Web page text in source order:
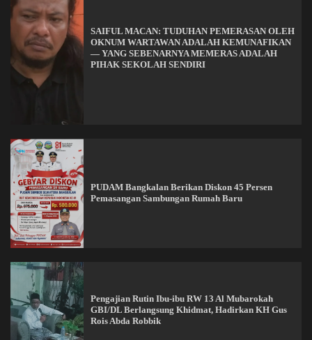
SAIFUL MACAN: TUDUHAN PEMERASAN OLEH
OKNUM WARTAWAN ADALAH KEMUNAFIKAN
— YANG SEBENARNYA MEMERAS ADALAH
PIHAK SEKOLAH SENDIRI
PUDAM Bangkalan Berikan Diskon 45 Persen
Pemasangan Sambungan Rumah Baru
Pengajian Rutin Ibu-ibu RW 13 Al Mubarokah
GBI/DL Berlangsung Khidmat, Hadirkan KH Gus
Rois Abda Robbik